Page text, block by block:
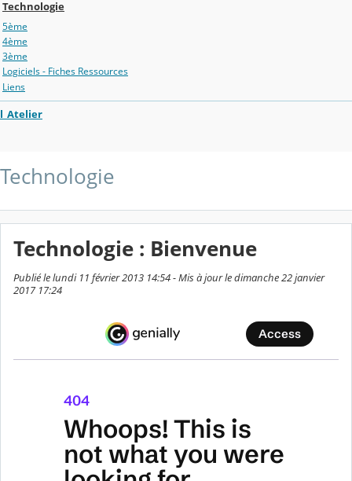
Technologie
5ème
4ème
3ème
Logiciels - Fiches Ressources
Liens
l_Atelier
Technologie
Technologie : Bienvenue
Publié le lundi 11 février 2013 14:54 - Mis à jour le dimanche 22 janvier
2017 17:24